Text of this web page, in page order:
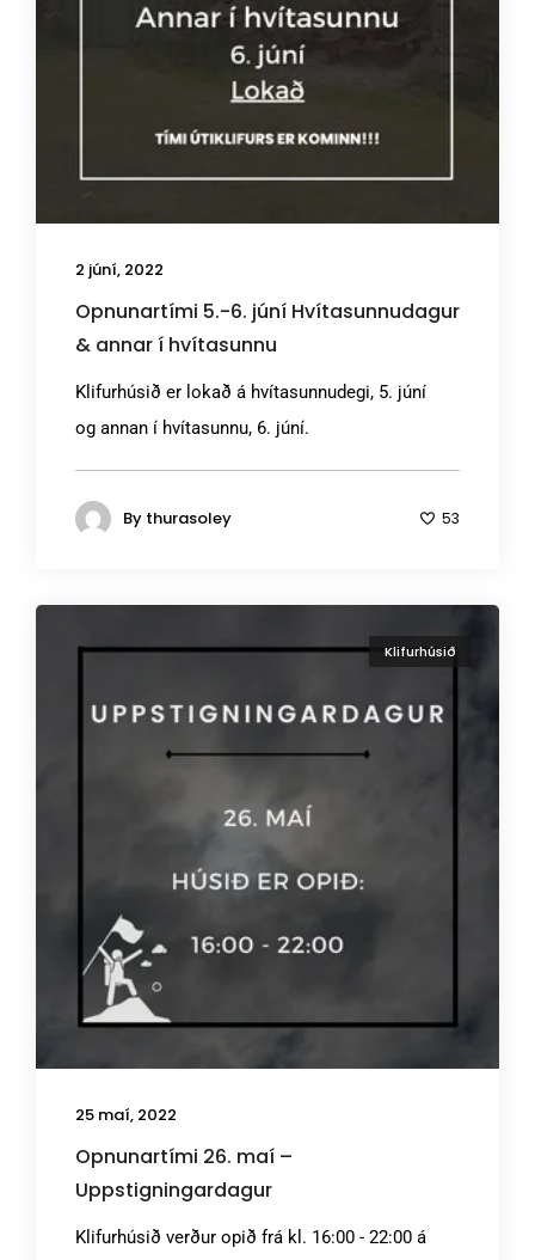
2 júní, 2022
Opnunartími 5.-6. júní Hvítasunnudagur
& annar í hvítasunnu
Klifurhúsið er lokað á hvítasunnudegi, 5. júní
og annan í hvítasunnu, 6. júní.
By thurasoley 53
Klifurhúsið
25 maí, 2022
Opnunartími 26. maí –
Uppstigningardagur
Klifurhúsið verður opið frá kl. 16:00 - 22:00 á